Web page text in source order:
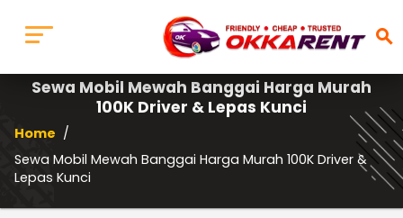
search
Sewa Mobil Mewah Banggai Harga Murah
100K Driver & Lepas Kunci
Home /
Sewa Mobil Mewah Banggai Harga Murah 100K Driver &
Lepas Kunci